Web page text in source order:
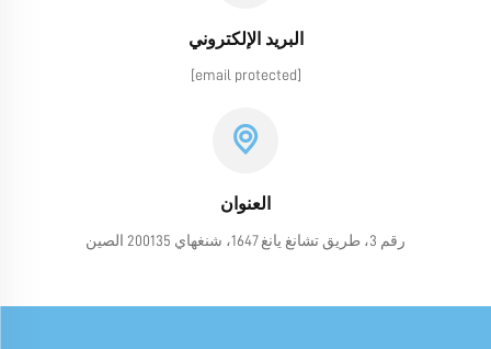
البريد الإلكتروني
[email protected]
العنوان
رقم 3، طريق تشانغ يانغ 1647، شنغهاي 200135 الصين